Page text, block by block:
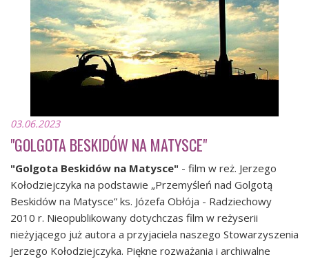
03.06.2023
"GOLGOTA BESKIDÓW NA MATYSCE"
"Golgota Beskidów na Matysce" - film w reż. Jerzego
Kołodziejczyka na podstawie „Przemyśleń nad Golgotą
Beskidów na Matysce” ks. Józefa Obłója - Radziechowy
2010 r. Nieopublikowany dotychczas film w reżyserii
nieżyjącego już autora a przyjaciela naszego Stowarzyszenia
Jerzego Kołodziejczyka. Piękne rozważania i archiwalne